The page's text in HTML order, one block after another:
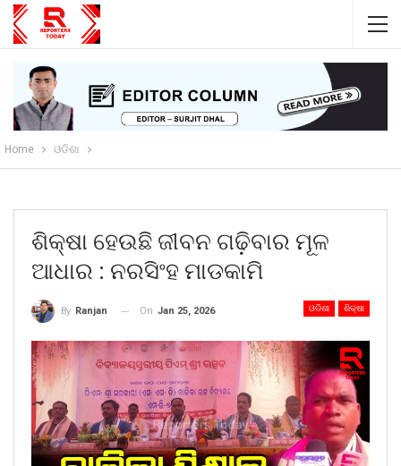
Home ଓଡିଶା
ଶିକ୍ଷା ହେଉଛି ଜୀବନ ଗଢ଼ିବାର ମୂଳ
ଆଧାର : ନରସିଂହ ମାଡକାମି
ଓଡିଶା ଶିକ୍ଷା
By Ranjan On Jan 25, 2026